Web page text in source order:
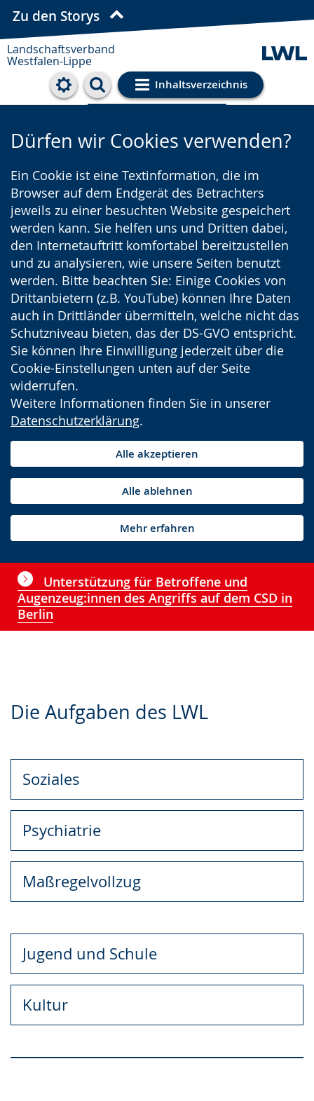
Zu den Storys
Landschaftsverband
Westfalen-Lippe
Inhaltsverzeichnis
Cookie-Einstellungen
Dürfen wir Cookies verwenden?
Ein Cookie ist eine Textinformation, die im
Browser auf dem Endgerät des Betrachters
jeweils zu einer besuchten Website gespeichert
werden kann. Sie helfen uns und Dritten dabei,
den Internetauftritt komfortabel bereitzustellen
und zu analysieren, wie unsere Seiten benutzt
werden. Bitte beachten Sie: Einige Cookies von
Drittanbietern (z.B. YouTube) können Ihre Daten
auch in Drittländer übermitteln, welche nicht das
Schutzniveau bieten, das der DS-GVO entspricht.
Sie können Ihre Einwilligung jederzeit über die
Cookie-Einstellungen unten auf der Seite
widerrufen.
Weitere Informationen finden Sie in unserer
Datenschutzerklärung.
Alle akzeptieren
Alle ablehnen
Mehr erfahren
Unterstützung für Betroffene und
Augenzeug:innen des Angriffs auf dem CSD in
Berlin
Die Aufgaben des LWL
Leichten
wechseln.
Audio-
Video
Deutscher
Gebärdensprache
wird
Soziales
Psychiatrie
Maßregelvollzug
Jugend und Schule
Kultur